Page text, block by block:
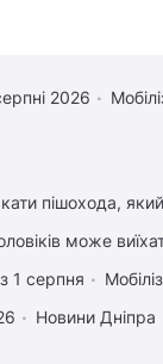
2026
пішохода,
може
1 серпня
Новини Дніпра